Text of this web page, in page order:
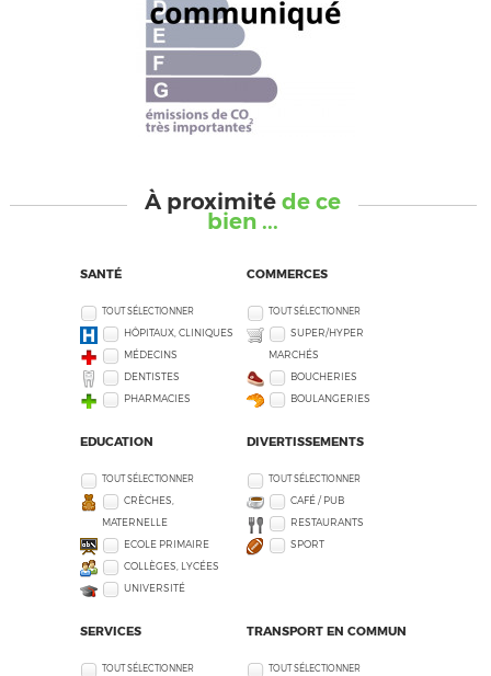
À proximitéde ce
bien ...
SANTÉ
TOUT SÉLECTIONNER
HÔPITAUX, CLINIQUES
MÉDECINS
DENTISTES
PHARMACIES
COMMERCES
TOUT SÉLECTIONNER
SUPER/HYPER
MARCHÉS
BOUCHERIES
BOULANGERIES
EDUCATION
TOUT SÉLECTIONNER
CRÈCHES,
MATERNELLE
ECOLE PRIMAIRE
COLLÈGES, LYCÉES
UNIVERSITÉ
DIVERTISSEMENTS
TOUT SÉLECTIONNER
CAFÉ / PUB
RESTAURANTS
SPORT
SERVICES
TOUT SÉLECTIONNER
TRANSPORT EN COMMUN
TOUT SÉLECTIONNER